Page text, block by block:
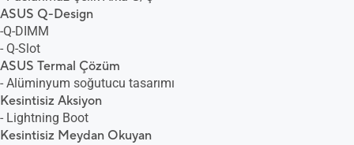
ASUS Q-Design
-Q-DIMM
- Q-Slot
ASUS Termal Çözüm
- Alüminyum soğutucu tasarımı
Kesintisiz Aksiyon
- Lightning Boot
Kesintisiz Meydan Okuyan